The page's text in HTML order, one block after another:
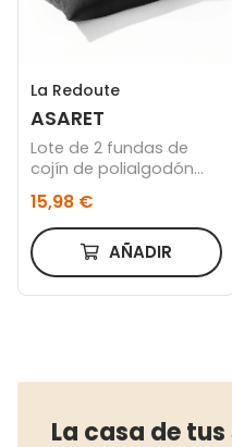
La Redoute
ASARET
Lote de 2 fundas de
cojín de polialgodón
15,98 €
AÑADIR
La casa de